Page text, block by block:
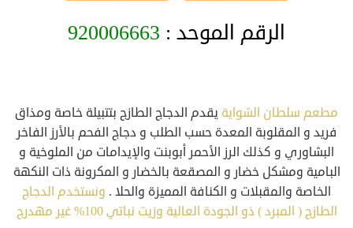
الرقم الموحد : 920006663
مطعم سلطان الشواية يقدم الدجاج الطازج بتتبيلة خاصة ومذاق
فريد و المقلوبة المعدة حسب الطلب و دجاج الفحم بالأرز الفاخر
البشاوري و كذلك الرز الأحمر أبوبنت والإيدامات من الملوخية و
البامية ومشكل خضار و المصقعة بالخضار و المكرونة ذات النكهة
الخاصة والمقبلات و الكنافة المميزة والحلا . ونستخدم الدجاج
الطازج ( المبرد ) ذو الجودة العالية وزيت نباتي 100% غير مهدرج